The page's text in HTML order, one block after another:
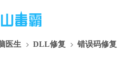
医生 DLL修复 错误码修复